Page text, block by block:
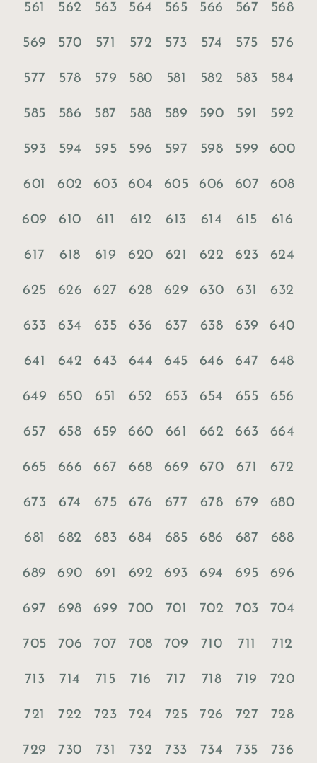
561 562 563 564 565 566 567 568
569 570 571 572 573 574 575 576
577 578 579 580 581 582 583 584
585 586 587 588 589 590 591 592
593 594 595 596 597 598 599 600
601 602 603 604 605 606 607 608
609 610 611 612 613 614 615 616
617 618 619 620 621 622 623 624
625 626 627 628 629 630 631 632
633 634 635 636 637 638 639 640
641 642 643 644 645 646 647 648
649 650 651 652 653 654 655 656
657 658 659 660 661 662 663 664
665 666 667 668 669 670 671 672
673 674 675 676 677 678 679 680
681 682 683 684 685 686 687 688
689 690 691 692 693 694 695 696
697 698 699 700 701 702 703 704
705 706 707 708 709 710 711 712
713 714 715 716 717 718 719 720
721 722 723 724 725 726 727 728
729 730 731 732 733 734 735 736